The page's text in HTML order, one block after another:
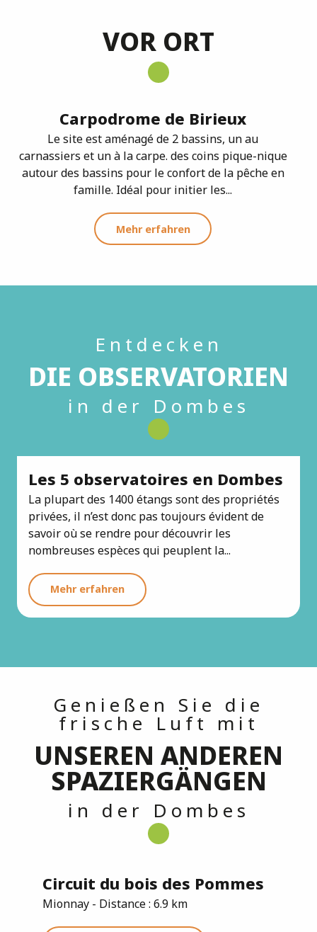
VOR ORT
Carpodrome de Birieux
Le site est aménagé de 2 bassins, un au
carnassiers et un à la carpe. des coins pique-nique
autour des bassins pour le confort de la pêche en
famille. Idéal pour initier les...
Mehr erfahren
Entdecken
DIE OBSERVATORIEN
in der Dombes
Les 5 observatoires en Dombes
La plupart des 1400 étangs sont des propriétés
privées, il n’est donc pas toujours évident de
savoir où se rendre pour découvrir les
nombreuses espèces qui peuplent la...
Mehr erfahren
Genießen Sie die
frische Luft mit
UNSEREN ANDEREN
SPAZIERGÄNGEN
in der Dombes
Circuit du bois des Pommes
Mionnay - Distance : 6.9 km